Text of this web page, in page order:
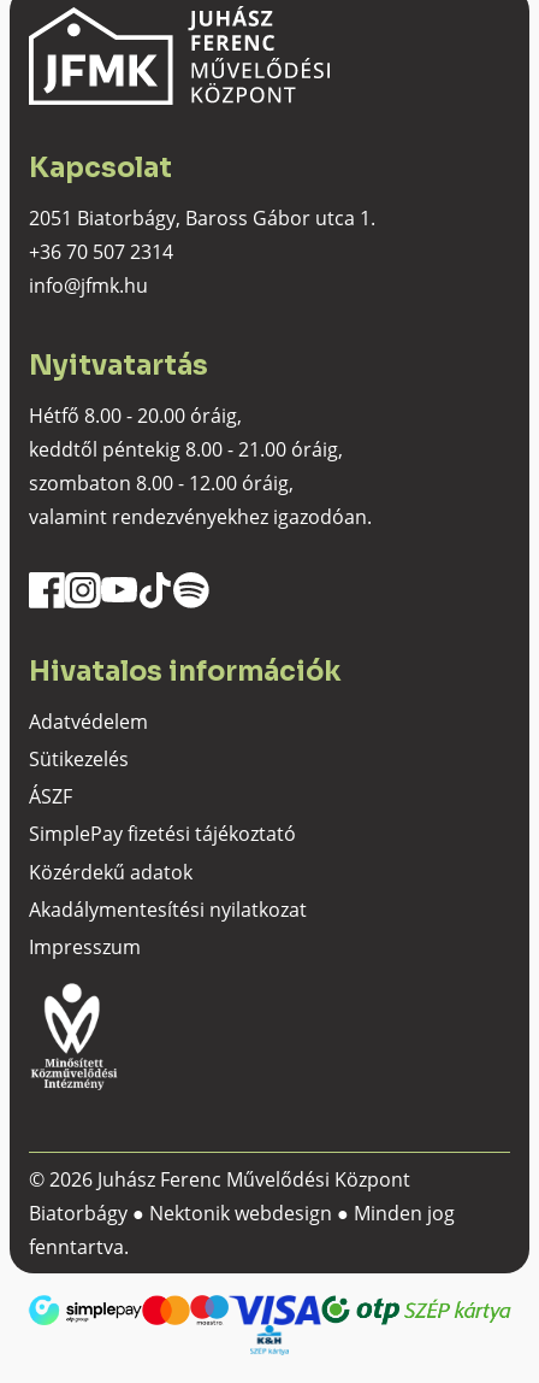
Kapcsolat
2051 Biatorbágy, Baross Gábor utca 1.
+36 70 507 2314
info@jfmk.hu
Nyitvatartás
Hétfő 8.00 - 20.00 óráig,
keddtől péntekig 8.00 - 21.00 óráig,
szombaton 8.00 - 12.00 óráig,
valamint rendezvényekhez igazodóan.
Hivatalos információk
Adatvédelem
Sütikezelés
ÁSZF
SimplePay fizetési tájékoztató
Közérdekű adatok
Akadálymentesítési nyilatkozat
Impresszum
© 2026 Juhász Ferenc Művelődési Központ
Biatorbágy ● Nektonik webdesign ● Minden jog
fenntartva.